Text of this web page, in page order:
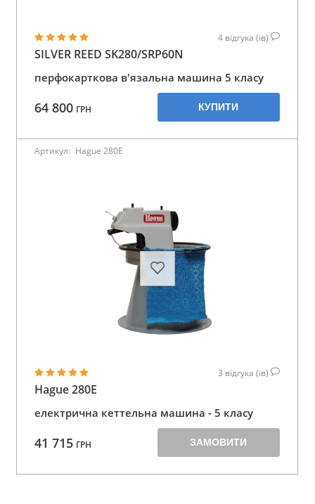
4 відгука (ів)
SILVER REED SK280/SRP60N
перфокарткова в'язальна машина 5 класу
64 800 ГРН КУПИТИ
Артикул: Hague 280E
3 відгука (ів)
Hague 280E
електрична кеттельна машина - 5 класу
41 715 ГРН ЗАМОВИТИ